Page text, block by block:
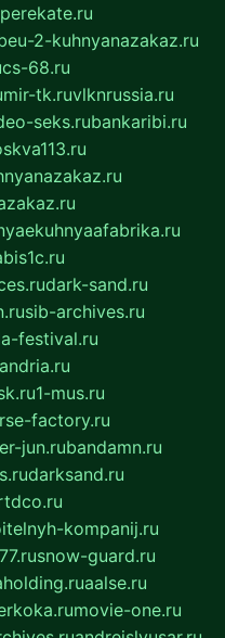
2-kuhnyanazakaz.ru
cs-68.ru
mir-tk.ruvlknrussia.ru
seks.rubankaribi.ru
dark-sand.ru
sib-archives.ru
festival.ru
1-mus.ru
factory.ru
jun.rubandamn.ru
darksand.ru
kompanij.ru
snow-guard.ru
aalse.ru
movie-one.ru